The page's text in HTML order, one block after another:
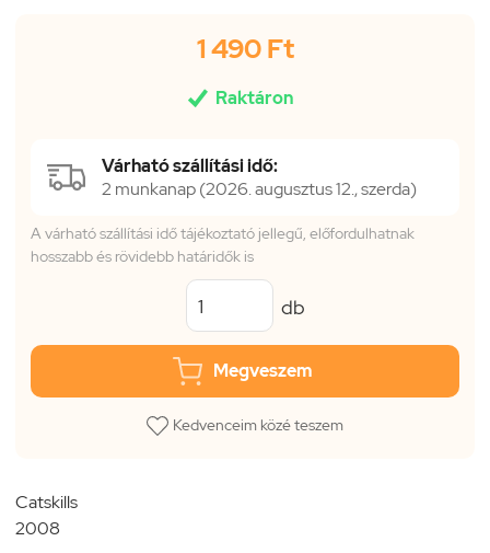
1 490 Ft
 Raktáron
Várható szállítási idő:
2 munkanap (2026. augusztus 12., szerda)
A várható szállítási idő tájékoztató jellegű, előfordulhatnak
hosszabb és rövidebb határidők is
db
Megveszem
Kedvenceim közé teszem
Catskills
2008